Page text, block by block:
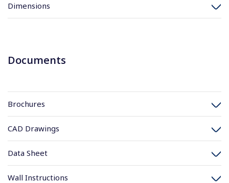
Dimensions
Documents
Brochures
CAD Drawings
Data Sheet
Wall Instructions